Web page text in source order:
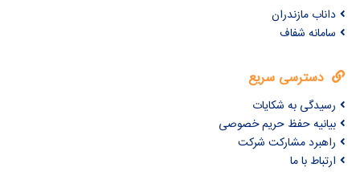
داناب مازندران
سامانه شفاف
دسترسی سریع
رسیدگی به شکایات
بیانیه حفظ حریم خصوصی
راهبرد مشارکت شرکت
ارتباط با ما